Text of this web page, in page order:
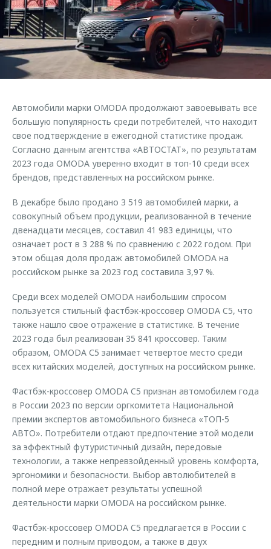
Страхование
Кредитный калькулятор
Аксессуары
Одежда и сувениры
Запчасти
Трейд-ин
Калькулятор трейд-ин
Руководства по эксплуатации
Клиентская поддержка
O&J Автоклуб
Клуб владельцев OMODA
Аксессуары
Одежда и сувениры
Оригинальные аксессуары
Запчасти
Обратная связь
Автомобили марки OMODA продолжают завоевывать все
большую популярность среди потребителей, что находит
свое подтверждение в ежегодной статистике продаж.
Согласно данным агентства «АВТОСТАТ», по результатам
2023 года OMODA уверенно входит в топ-10 среди всех
брендов, представленных на российском рынке.
В декабре было продано 3 519 автомобилей марки, а
совокупный объем продукции, реализованной в течение
двенадцати месяцев, составил 41 983 единицы, что
означает рост в 3 288 % по сравнению с 2022 годом. При
этом общая доля продаж автомобилей OMODA на
российском рынке за 2023 год составила 3,97 %.
Среди всех моделей OMODA наибольшим спросом
пользуется стильный фастбэк-кроссовер OMODA C5, что
также нашло свое отражение в статистике. В течение
2023 года был реализован 35 841 кроссовер. Таким
образом, OMODA С5 занимает четвертое место среди
всех китайских моделей, доступных на российском рынке.
Фастбэк-кроссовер OMODA C5 признан автомобилем года
в России 2023 по версии оргкомитета Национальной
премии экспертов автомобильного бизнеса «ТОП-5
АВТО». Потребители отдают предпочтение этой модели
за эффектный футуристичный дизайн, передовые
технологии, а также непревзойденный уровень комфорта,
эргономики и безопасности. Выбор автолюбителей в
полной мере отражает результаты успешной
деятельности марки OMODA на российском рынке.
Фастбэк-кроссовер OMODA C5 предлагается в России с
передним и полным приводом, а также в двух